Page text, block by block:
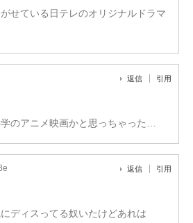
せている日テレのオリジナルドラマ
返信 引用
のアニメ映画かと思っちゃった…
返信 引用
ディスってる奴いたけどあれは